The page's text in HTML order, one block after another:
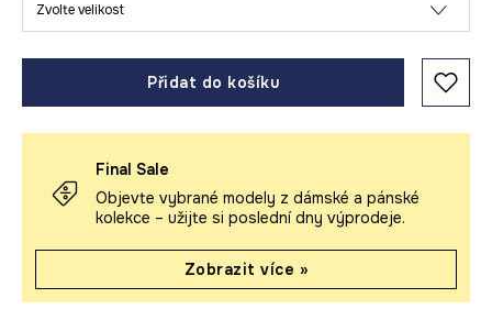
Zvolte velikost
Přidat do košíku
Final Sale
Objevte vybrané modely z dámské a pánské
kolekce – užijte si poslední dny výprodeje.
Zobrazit více »